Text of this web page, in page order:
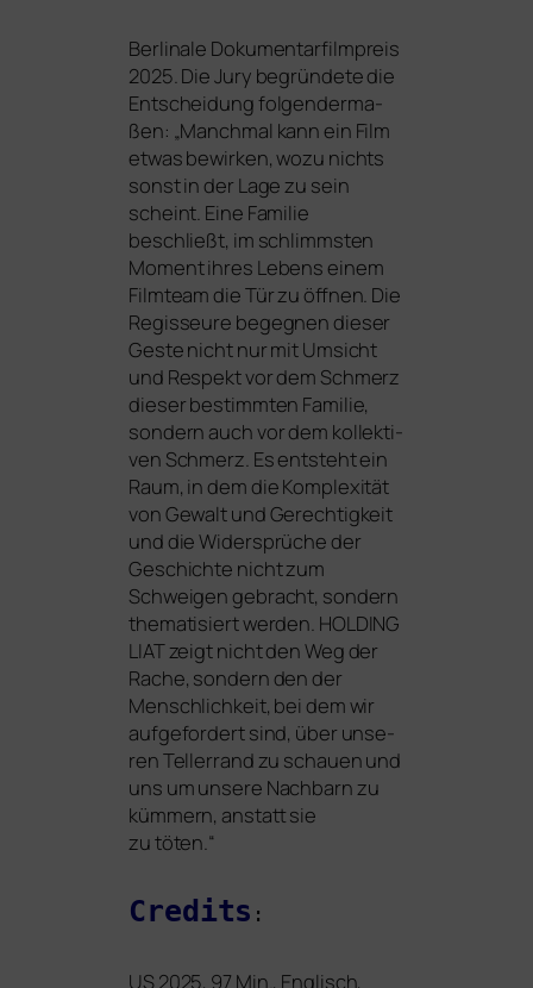
Berlinale Dokumentarfilmpreis
2025. Die Jury begrün­de­te die
Entscheidung fol­gen­der­ma­
ßen: „Manchmal kann ein Film
etwas bewir­ken, wozu nichts
sonst in der Lage zu sein
scheint. Eine Familie
beschließt, im schlimms­ten
Moment ihres Lebens einem
Filmteam die Tür zu öff­nen. Die
Regisseure begeg­nen die­ser
Geste nicht nur mit Umsicht
und Respekt vor dem Schmerz
die­ser bestimm­ten Familie,
son­dern auch vor dem kol­lek­ti­
ven Schmerz. Es ent­steht ein
Raum, in dem die Komplexität
von Gewalt und Gerechtigkeit
und die Widersprüche der
Geschichte nicht zum
Schweigen gebracht, son­dern
the­ma­ti­siert wer­den. HOLDING
LIATzeigt nicht den Weg der
Rache, son­dern den der
Menschlichkeit, bei dem wir
auf­ge­for­dert sind, über unse­
ren Tellerrand zu schau­en und
uns um unse­re Nachbarn zu
küm­mern, anstatt sie
zu töten.“
Credits :
US2025, 97 Min., Englisch,